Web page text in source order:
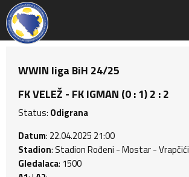
WWIN liga BiH 24/25
FK VELEŽ - FK IGMAN (0 : 1) 2 : 2
Status: Odigrana
Datum: 22.04.2025 21:00
Stadion: Stadion Rođeni - Mostar - Vrapčići
Gledalaca: 1500